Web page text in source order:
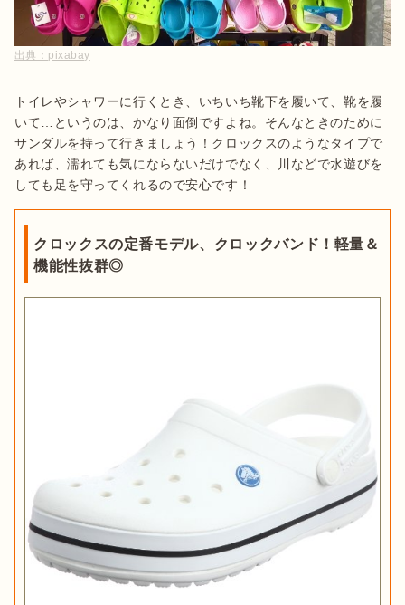
出典： pixabay
トイレやシャワーに行くとき、いちいち靴下を履いて、靴を履
いて…というのは、かなり面倒ですよね。そんなときのために
サンダルを持って行きましょう！クロックスのようなタイプで
あれば、濡れても気にならないだけでなく、川などで水遊びを
しても足を守ってくれるので安心です！
クロックスの定番モデル、クロックバンド！軽量＆
機能性抜群◎